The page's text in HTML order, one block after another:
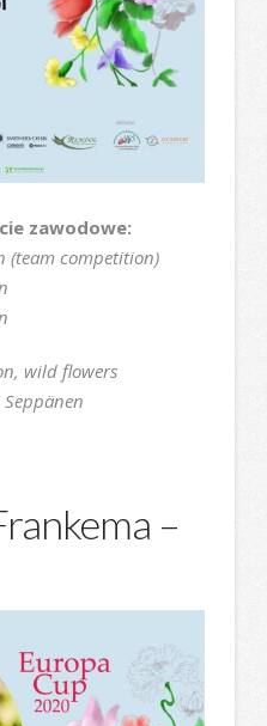
zawodowe:
(team competition)
wild flowers
Seppänen
–